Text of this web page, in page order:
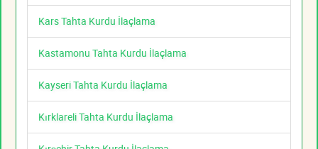
Kars Tahta Kurdu İlaçlama
Kastamonu Tahta Kurdu İlaçlama
Kayseri Tahta Kurdu İlaçlama
Kırklareli Tahta Kurdu İlaçlama